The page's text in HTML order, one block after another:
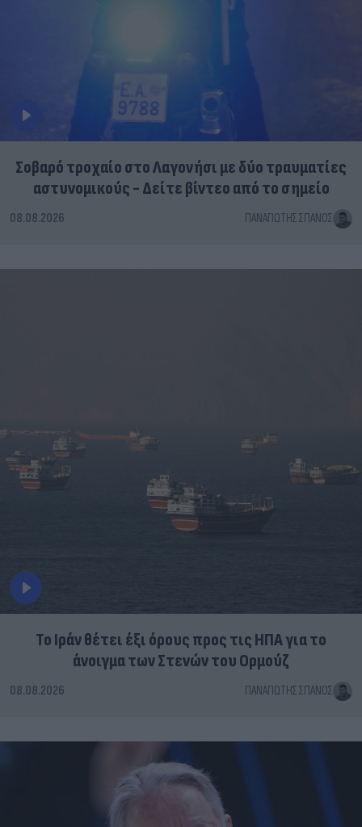
Σοβαρό τροχαίο στο Λαγονήσι με δύο τραυματίες
αστυνομικούς - Δείτε βίντεο από το σημείο
08.08.2026 ΠΑΝΑΓΙΏΤΗΣ ΣΠΑΝΌΣ
Το Ιράν θέτει έξι όρους προς τις ΗΠΑ για το
άνοιγμα των Στενών του Ορμούζ
08.08.2026 ΠΑΝΑΓΙΏΤΗΣ ΣΠΑΝΌΣ